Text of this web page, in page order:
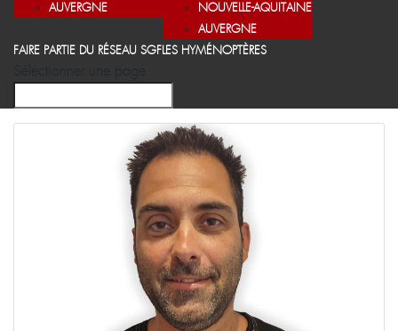
AUVERGNE
NOUVELLE-AQUITAINE
AUVERGNE
FAIRE PARTIE DU RÉSEAU SGFLES HYMÉNOPTÈRES